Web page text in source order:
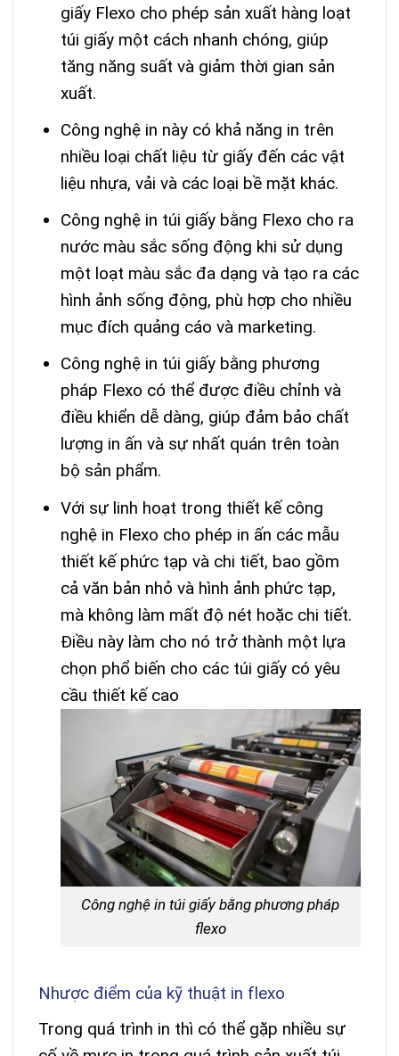
giấy Flexo cho phép sản xuất hàng loạt
túi giấy một cách nhanh chóng, giúp
tăng năng suất và giảm thời gian sản
xuất.
Công nghệ in này có khả năng in trên
nhiều loại chất liệu từ giấy đến các vật
liệu nhựa, vải và các loại bề mặt khác.
Công nghệ in túi giấy bằng Flexo cho ra
nước màu sắc sống động khi sử dụng
một loạt màu sắc đa dạng và tạo ra các
hình ảnh sống động, phù hợp cho nhiều
mục đích quảng cáo và marketing.
Công nghệ in túi giấy bằng phương
pháp Flexo có thể được điều chỉnh và
điều khiển dễ dàng, giúp đảm bảo chất
lượng in ấn và sự nhất quán trên toàn
bộ sản phẩm.
Với sự linh hoạt trong thiết kế công
nghệ in Flexo cho phép in ấn các mẫu
thiết kế phức tạp và chi tiết, bao gồm
cả văn bản nhỏ và hình ảnh phức tạp,
mà không làm mất độ nét hoặc chi tiết.
Điều này làm cho nó trở thành một lựa
chọn phổ biến cho các túi giấy có yêu
cầu thiết kế cao
Công nghệ in túi giấy bằng phương pháp
flexo
Nhược điểm của kỹ thuật in flexo
Trong quá trình in thì có thể gặp nhiều sự